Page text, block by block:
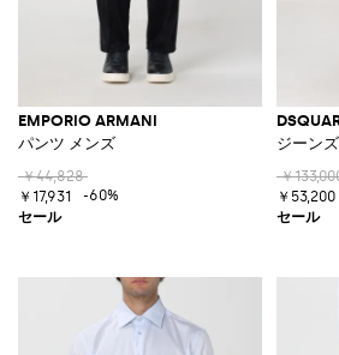
EMPORIO ARMANI
パンツ メンズ
￥44,828
￥17,931
-60%
ジーン
￥
￥53,200